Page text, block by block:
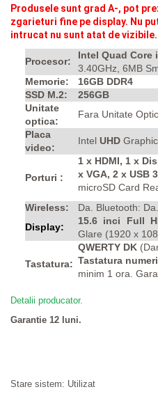
Produsele sunt grad A-, pot
zgarieturi fine pe display. Nu
intrucat nu sunt atat de vizibile.
Procesor:
Intel Quad Core
3.40GHz, 6MB
Memorie:
16GB DDR4
SSD M.2:
256GB
Unitate
optica:
Fara Unitate
Placa
video:
Intel UHD
Porturi :
1 x HDMI, 1 x
x VGA, 2 x USB
microSD Card
Wireless:
Da. Bluetooth: Da.
Display:
15.6 inci Full
Glare (1920 x
Tastatura:
QWERTY DK
Tastatura
minim 1 ora.
Detalii producator.
Garantie 12 luni.
Stare sistem: Utilizat